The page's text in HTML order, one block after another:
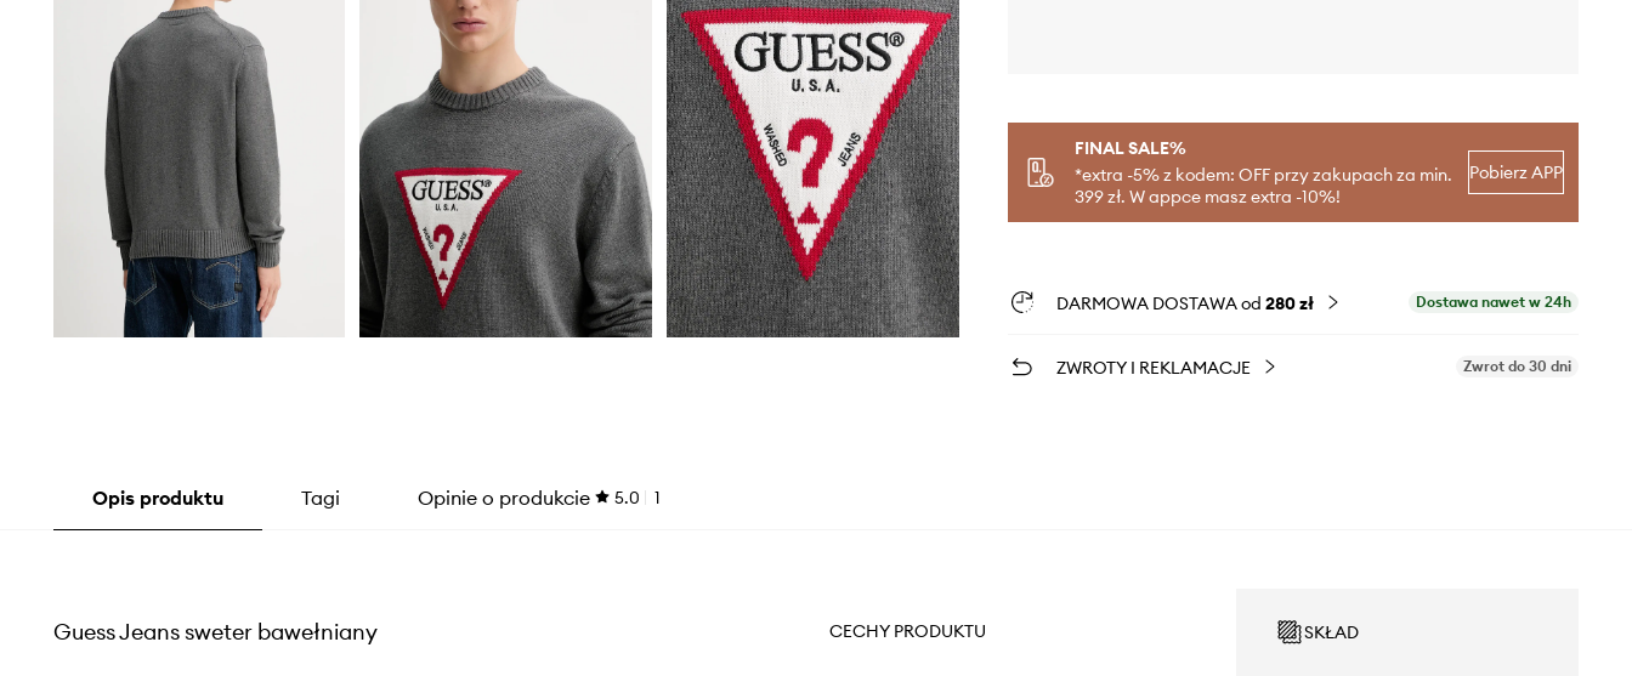
FINAL SALE%
*extra -5% z kodem: OFF przy zakupach za min.
399 zł. W appce masz extra -10%!
Pobierz APP
DARMOWA DOSTAWA od 280 zł Dostawa nawet w 24h
ZWROTY I REKLAMACJE Zwrot do 30 dni
Opis produktu Tagi Opinie o produkcie 5.0 1
Guess Jeans sweter bawełniany CECHY PRODUKTU SKŁAD